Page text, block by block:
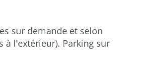
sur demande et selon
à l'extérieur). Parking sur